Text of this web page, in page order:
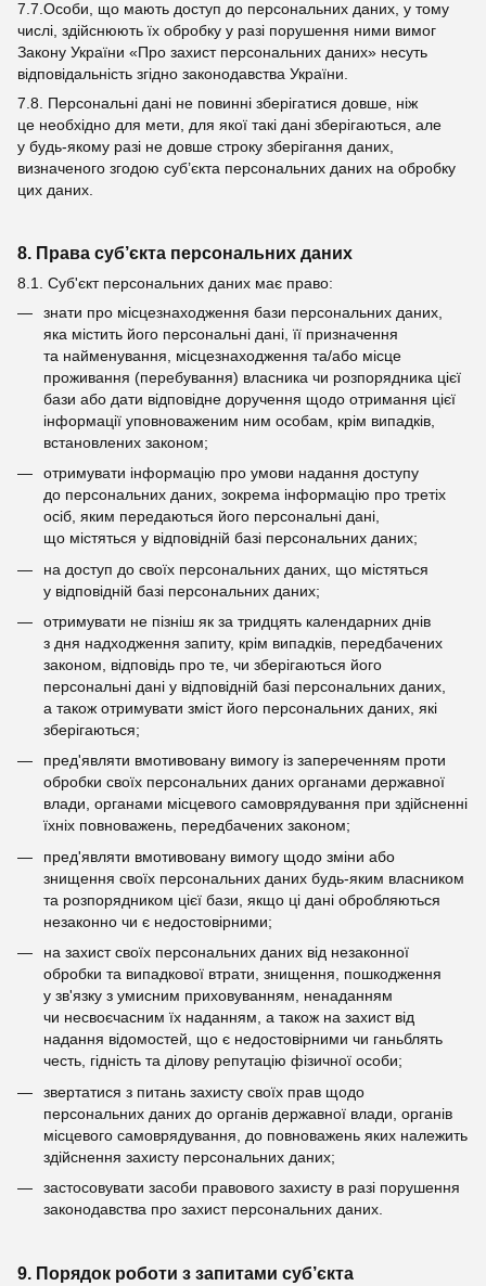
7.7.Особи, що мають доступ до персональних даних, у тому
числі, здійснюють їх обробку у разі порушення ними вимог
Закону України «Про захист персональних даних» несуть
відповідальність згідно законодавства України.
7.8. Персональні дані не повинні зберігатися довше, ніж
це необхідно для мети, для якої такі дані зберігаються, але
у будь-якому разі не довше строку зберігання даних,
визначеного згодою суб’єкта персональних даних на обробку
цих даних.
8. Права суб’єкта персональних даних
8.1. Суб'єкт персональних даних має право:
знати про місцезнаходження бази персональних даних,
яка містить його персональні дані, її призначення
та найменування, місцезнаходження та/або місце
проживання (перебування) власника чи розпорядника цієї
бази або дати відповідне доручення щодо отримання цієї
інформації уповноваженим ним особам, крім випадків,
встановлених законом;
отримувати інформацію про умови надання доступу
до персональних даних, зокрема інформацію про третіх
осіб, яким передаються його персональні дані,
що містяться у відповідній базі персональних даних;
на доступ до своїх персональних даних, що містяться
у відповідній базі персональних даних;
отримувати не пізніш як за тридцять календарних днів
з дня надходження запиту, крім випадків, передбачених
законом, відповідь про те, чи зберігаються його
персональні дані у відповідній базі персональних даних,
а також отримувати зміст його персональних даних, які
зберігаються;
пред'являти вмотивовану вимогу із запереченням проти
обробки своїх персональних даних органами державної
влади, органами місцевого самоврядування при здійсненні
їхніх повноважень, передбачених законом;
пред'являти вмотивовану вимогу щодо зміни або
знищення своїх персональних даних будь-яким власником
та розпорядником цієї бази, якщо ці дані обробляються
незаконно чи є недостовірними;
на захист своїх персональних даних від незаконної
обробки та випадкової втрати, знищення, пошкодження
у зв'язку з умисним приховуванням, ненаданням
чи несвоєчасним їх наданням, а також на захист від
надання відомостей, що є недостовірними чи ганьблять
честь, гідність та ділову репутацію фізичної особи;
звертатися з питань захисту своїх прав щодо
персональних даних до органів державної влади, органів
місцевого самоврядування, до повноважень яких належить
здійснення захисту персональних даних;
застосовувати засоби правового захисту в разі порушення
законодавства про захист персональних даних.
9. Порядок роботи з запитами суб’єкта